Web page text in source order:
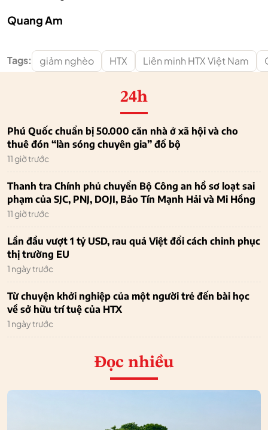
Quang Am
Tags: giảm nghèo HTX Liên minh HTX Việt Nam
24h
Phú Quốc chuẩn bị 50.000 căn nhà ở xã hội và cho
thuê đón “làn sóng chuyên gia” đổ bộ
11 giờ trước
Thanh tra Chính phủ chuyển Bộ Công an hồ sơ loạt sai
phạm của SJC, PNJ, DOJI, Bảo Tín Mạnh Hải và Mi Hồng
11 giờ trước
Lần đầu vượt 1 tỷ USD, rau quả Việt đổi cách chinh phục
thị trường EU
1 ngày trước
Từ chuyện khởi nghiệp của một người trẻ đến bài học
về sở hữu trí tuệ của HTX
1 ngày trước
Đọc nhiều